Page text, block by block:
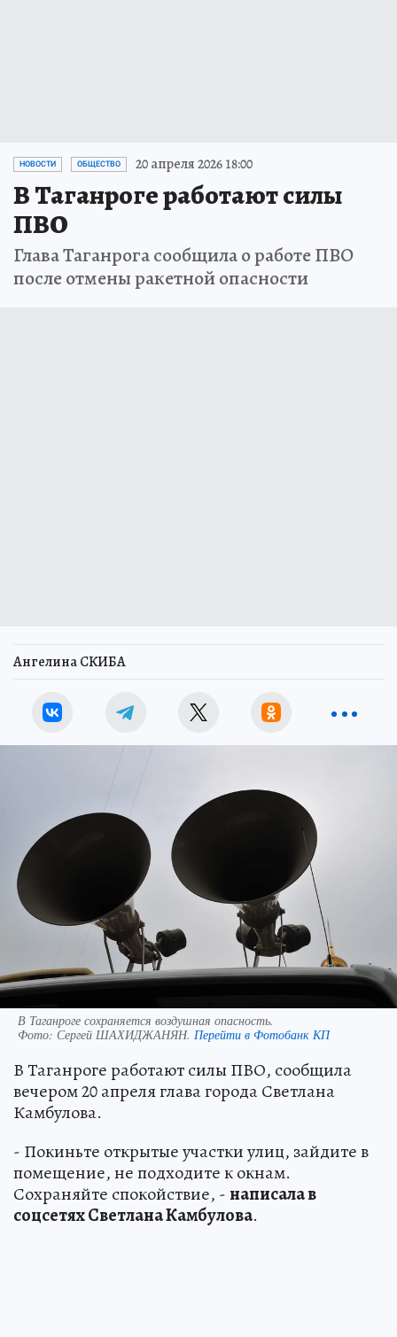
НОВОСТИ ОБЩЕСТВО 20 апреля 2026 18:00
В Таганроге работают силы
ПВО
Глава Таганрога сообщила о работе ПВО
после отмены ракетной опасности
Ангелина СКИБА
В Таганроге сохраняется воздушная опасность.
Фото: Сергей ШАХИДЖАНЯН. Перейти в Фотобанк КП
В Таганроге работают силы ПВО, сообщила
вечером 20 апреля глава города Светлана
Камбулова.
- Покиньте открытые участки улиц, зайдите в
помещение, не подходите к окнам.
Сохраняйте спокойствие, -написала в
соцсетях Светлана Камбулова.